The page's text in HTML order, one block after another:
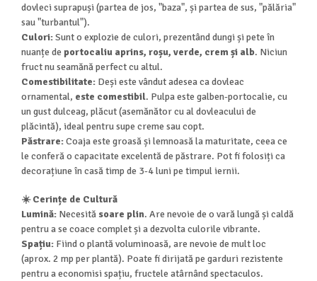
dovleci suprapuși (partea de jos, "baza", și partea de sus, "pălăria"
sau "turbantul").
Culori:Sunt o explozie de culori, prezentând dungi și pete în
nuanțe de portocaliu aprins, roșu, verde, crem și alb. Niciun
fruct nu seamănă perfect cu altul.
Comestibilitate: Deși este vândut adesea ca dovleac
ornamental, este comestibil. Pulpa este galben-portocalie, cu
un gust dulceag, plăcut (asemănător cu al dovleacului de
plăcintă), ideal pentru supe creme sau copt.
Păstrare:Coaja este groasă și lemnoasă la maturitate, ceea ce
le conferă o capacitate excelentă de păstrare. Pot fi folosiți ca
decorațiune în casă timp de 3-4 luni pe timpul iernii.
☀️ Cerințe de Cultură
Lumină: Necesită soare plin. Are nevoie de o vară lungă și caldă
pentru a se coace complet și a dezvolta culorile vibrante.
Spațiu: Fiind o plantă voluminoasă, are nevoie de mult loc
(aprox. 2 mp per plantă). Poate fi dirijată pe garduri rezistente
pentru a economisi spațiu, fructele atârnând spectaculos.